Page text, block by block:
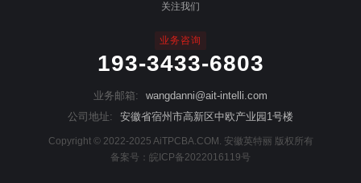
业务咨询
193-3433-6803
业务邮箱:
wangdanni@ait-intelli.com
公司地址:
安徽省宿州市高新区中欧产业园1号楼
Copyright © 2022-2025 AiTPCBA.COM. 安徽英特丽 版权所有
备案号： 皖ICP备2022016119号
关注我们